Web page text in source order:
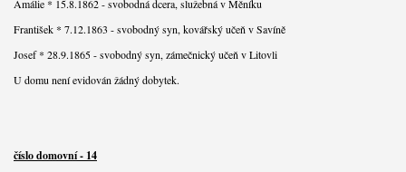
Amálie * 15.8.1862 - svobodná dcera, služebná v Měníku
František * 7.12.1863 - svobodný syn, kovářský učeň v Savíně
Josef * 28.9.1865 - svobodný syn, zámečnický učeň v Litovli
U domu není evidován žádný dobytek.
číslo domovní - 14